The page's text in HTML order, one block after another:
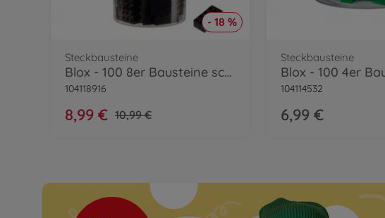
- 18 %
Steckbausteine
Blox - 100 8er Bausteine schwarz - kompatibel mit bekannten Spielsteinen
104118916
8,99 € 10,99 €
Steckbausteine
104114532
6,99 €